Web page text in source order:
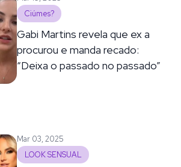
Ciúmes?
Gabi Martins revela que ex a
procurou e manda recado:
“Deixa o passado no passado”
Mar 03, 2025
LOOK SENSUAL